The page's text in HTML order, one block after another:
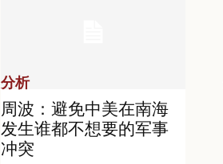
分析
周波：避免中美在南海
发生谁都不想要的军事
冲突